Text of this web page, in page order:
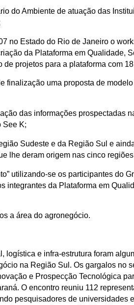
do Ambiente de atuação das
no Estado do Rio de Janeiro o
da Plataforma em Qualidade,
projetos para a plataforma com
finalização uma proposta de
das informações prospectadas
See K;
Sudeste e da Região Sul e
lhe deram origem nas cinco
utilizando-se os participantes do
integrantes da Plataforma em
a área do agronegócio.
logística e infra-estrutura foram
na Região Sul. Os gargalos no
e Prospecção Tecnológica
O encontro reuniu 112
pesquisadores de universidades